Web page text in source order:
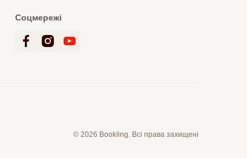
Соцмережі
© 2026 Bookling. Всі права захищені